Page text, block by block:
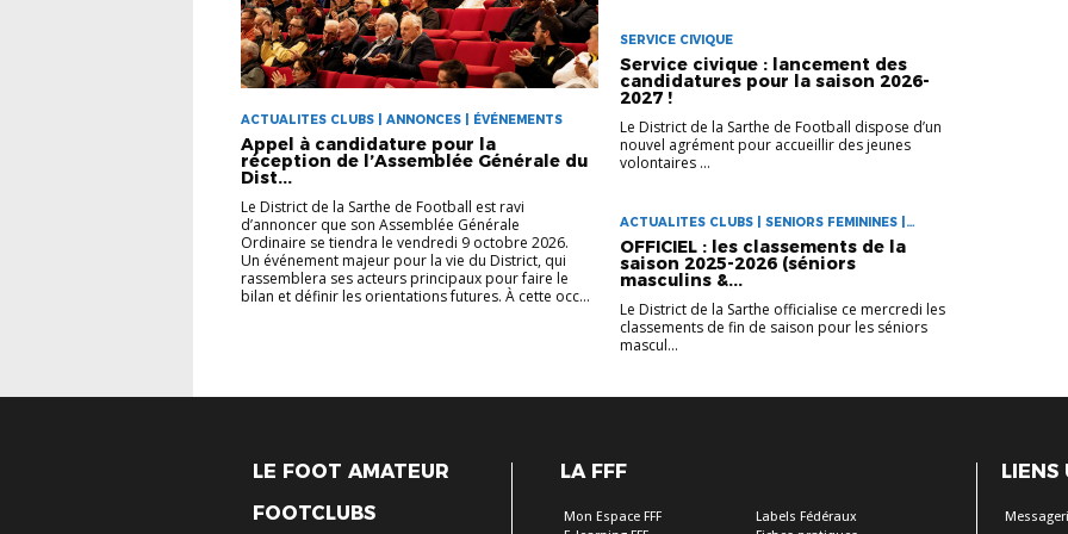
ACTUALITES CLUBS | ANNONCES | ÉVÉNEMENTS
Appel à candidature pour la
réception de l’Assemblée Générale du
Dist...
Le District de la Sarthe de Football est ravi
d’annoncer que son Assemblée Générale
Ordinaire se tiendra le vendredi 9 octobre 2026.
Un événement majeur pour la vie du District, qui
rassemblera ses acteurs principaux pour faire le
bilan et définir les orientations futures. À cette occ...
SERVICE CIVIQUE
Service civique : lancement des
candidatures pour la saison 2026-
2027 !
Le District de la Sarthe de Football dispose d’un
nouvel agrément pour accueillir des jeunes
volontaires ...
ACTUALITES CLUBS | SENIORS FEMININES |
SENIORS MASCULINS
OFFICIEL : les classements de la
saison 2025-2026 (séniors
masculins &...
Le District de la Sarthe officialise ce mercredi les
classements de fin de saison pour les séniors
mascul...
LE FOOT AMATEUR
FOOTCLUBS
LA FFF
Mon Espace FFF
Labels Fédéraux
LIENS